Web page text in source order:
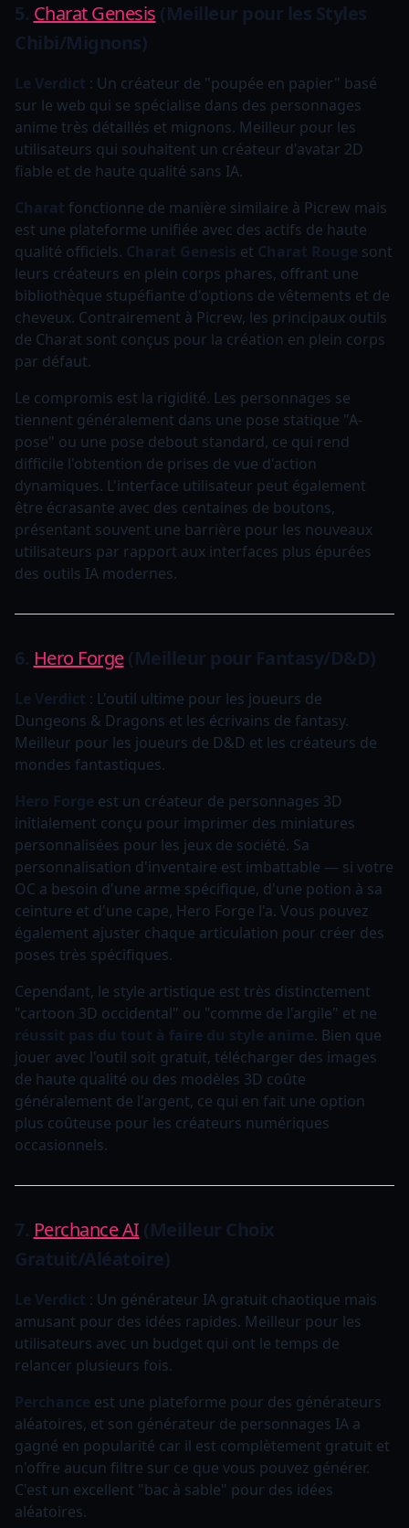
5. Charat Genesis (Meilleur pour les Styles
Chibi/Mignons)
Le Verdict : Un créateur de "poupée en papier" basé
sur le web qui se spécialise dans des personnages
anime très détaillés et mignons. Meilleur pour les
utilisateurs qui souhaitent un créateur d'avatar 2D
fiable et de haute qualité sans IA.
Charat fonctionne de manière similaire à Picrew mais
est une plateforme unifiée avec des actifs de haute
qualité officiels. Charat Genesis et Charat Rouge sont
leurs créateurs en plein corps phares, offrant une
bibliothèque stupéfiante d'options de vêtements et de
cheveux. Contrairement à Picrew, les principaux outils
de Charat sont conçus pour la création en plein corps
par défaut.
Le compromis est la rigidité. Les personnages se
tiennent généralement dans une pose statique "A-
pose" ou une pose debout standard, ce qui rend
difficile l'obtention de prises de vue d'action
dynamiques. L'interface utilisateur peut également
être écrasante avec des centaines de boutons,
présentant souvent une barrière pour les nouveaux
utilisateurs par rapport aux interfaces plus épurées
des outils IA modernes.
6. Hero Forge(Meilleur pour Fantasy/D&D)
Le Verdict : L'outil ultime pour les joueurs de
Dungeons & Dragons et les écrivains de fantasy.
Meilleur pour les joueurs de D&D et les créateurs de
mondes fantastiques.
Hero Forge est un créateur de personnages 3D
initialement conçu pour imprimer des miniatures
personnalisées pour les jeux de société. Sa
personnalisation d'inventaire est imbattable — si votre
OC a besoin d'une arme spécifique, d'une potion à sa
ceinture et d'une cape, Hero Forge l'a. Vous pouvez
également ajuster chaque articulation pour créer des
poses très spécifiques.
Cependant, le style artistique est très distinctement
"cartoon 3D occidental" ou "comme de l'argile" et ne
réussit pas du tout à faire du style anime. Bien que
jouer avec l'outil soit gratuit, télécharger des images
de haute qualité ou des modèles 3D coûte
généralement de l'argent, ce qui en fait une option
plus coûteuse pour les créateurs numériques
occasionnels.
7. Perchance AI (Meilleur Choix
Gratuit/Aléatoire)
Le Verdict : Un générateur IA gratuit chaotique mais
amusant pour des idées rapides. Meilleur pour les
utilisateurs avec un budget qui ont le temps de
relancer plusieurs fois.
Perchance est une plateforme pour des générateurs
aléatoires, et son générateur de personnages IA a
gagné en popularité car il est complètement gratuit et
n'offre aucun filtre sur ce que vous pouvez générer.
C'est un excellent "bac à sable" pour des idées
aléatoires.